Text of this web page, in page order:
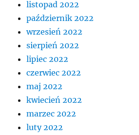
listopad 2022
październik 2022
wrzesień 2022
sierpień 2022
lipiec 2022
czerwiec 2022
maj 2022
kwiecień 2022
marzec 2022
luty 2022